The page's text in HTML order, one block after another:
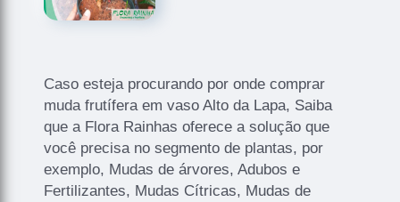
Caso esteja procurando por onde comprar
muda frutífera em vaso Alto da Lapa, Saiba
que a Flora Rainhas oferece a solução que
você precisa no segmento de plantas, por
exemplo, Mudas de árvores, Adubos e
Fertilizantes, Mudas Cítricas, Mudas de